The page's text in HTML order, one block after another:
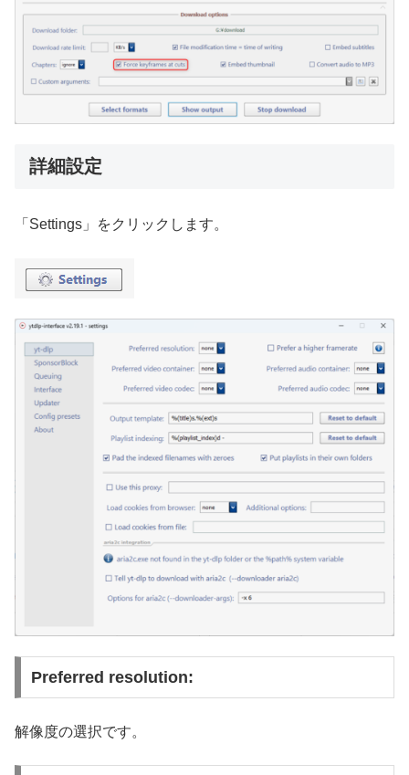
詳細設定
「Settings」をクリックします。
Preferred resolution:
解像度の選択です。